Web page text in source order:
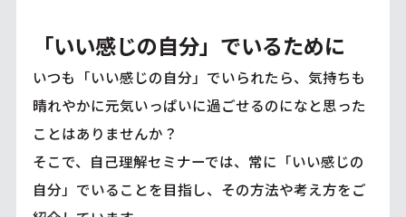
「いい感じの自分」でいるために
いつも「いい感じの自分」でいられたら、気持ちも
晴れやかに元気いっぱいに過ごせるのになと思った
ことはありませんか？
そこで、自己理解セミナーでは、常に「いい感じの
自分」でいることを目指し、その方法や考え方をご